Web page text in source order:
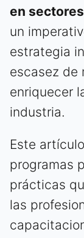
en
un
estrategia
escasez de
enriquecer
industria.
Este
programas
prácticas
las